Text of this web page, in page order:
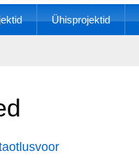
Ühisprojektid